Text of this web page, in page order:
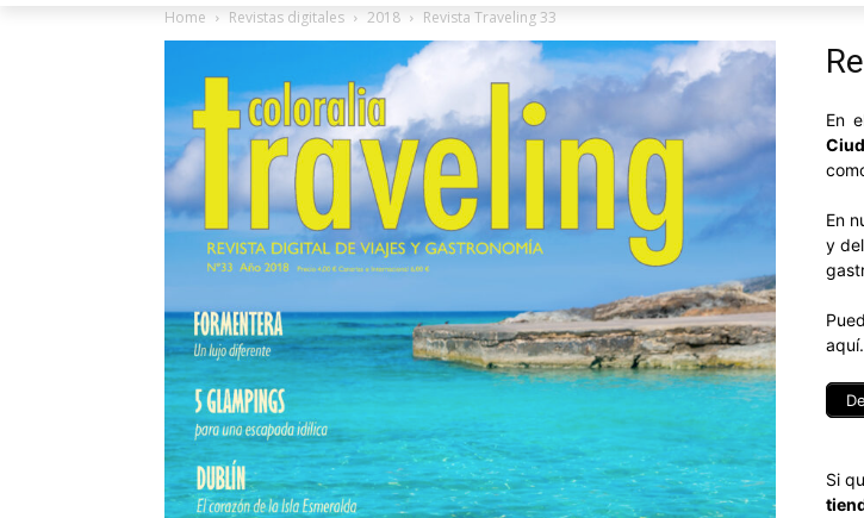
Home Revistas digitales 2018 Revista Traveling 33
En
En
y
aquí.
Si